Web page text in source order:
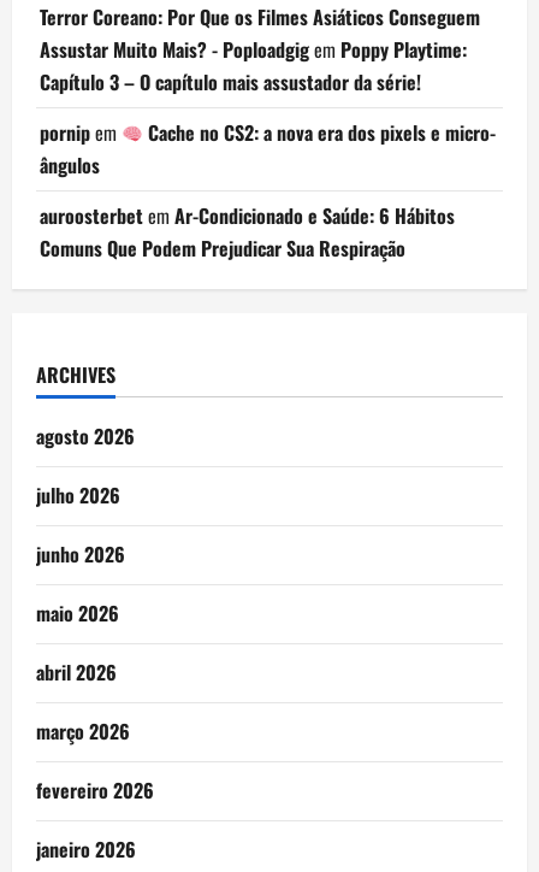
Terror Coreano: Por Que os Filmes Asiáticos Conseguem
Assustar Muito Mais? - Poploadgigem Poppy Playtime:
Capítulo 3 – O capítulo mais assustador da série!
pornipem
Cache no CS2: a nova era dos pixels e micro-
ângulos
auroosterbetem Ar-Condicionado e Saúde: 6 Hábitos
Comuns Que Podem Prejudicar Sua Respiração
ARCHIVES
agosto 2026
julho 2026
junho 2026
maio 2026
abril 2026
março 2026
fevereiro 2026
janeiro 2026